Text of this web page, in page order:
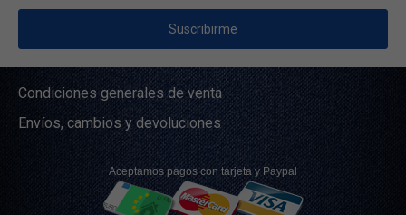
Condiciones generales de venta
Envíos, cambios y devoluciones
Aceptamos pagos con tarjeta y Paypal